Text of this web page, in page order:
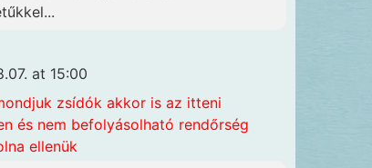
at 15:00
zsídók akkor is az itteni
és nem befolyásolható rendőrség
ellenük